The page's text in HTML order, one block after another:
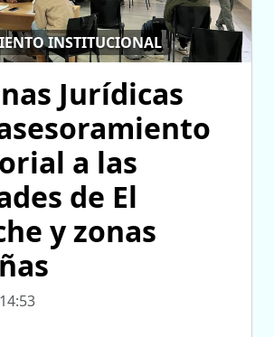
INSTITUCIONAL
Jurídicas
a las
de El
y zonas